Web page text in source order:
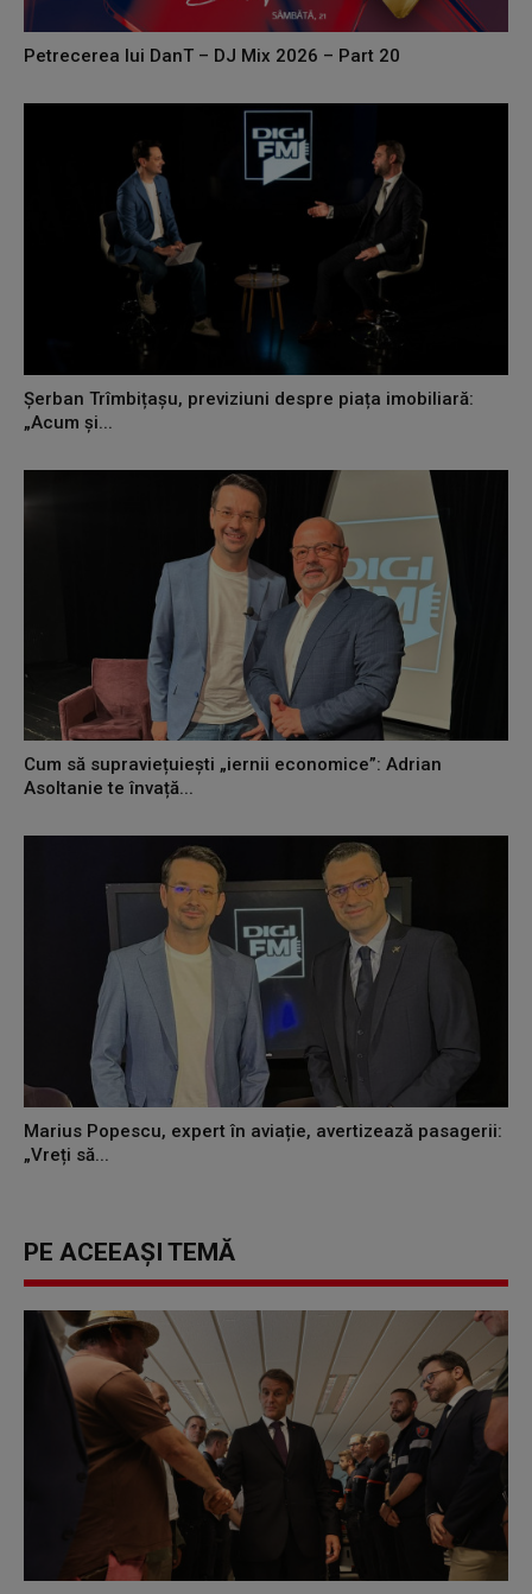
Petrecerea lui DanT – DJ Mix 2026 – Part 20
Șerban Trîmbițașu, previziuni despre piața imobiliară:
„Acum și...
Cum să supraviețuiești „iernii economice”: Adrian
Asoltanie te învață...
Marius Popescu, expert în aviație, avertizează pasagerii:
„Vreți să...
PE ACEEAȘI TEMĂ